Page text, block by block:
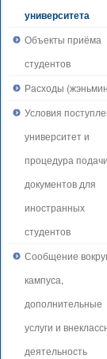
университета
Объекты приёма
студентов
Расходы
Условия
университет и
процедура подачи
документов для
иностранных
студентов
Сообщение
кампуса,
дополнительные
услуги и
деятельность